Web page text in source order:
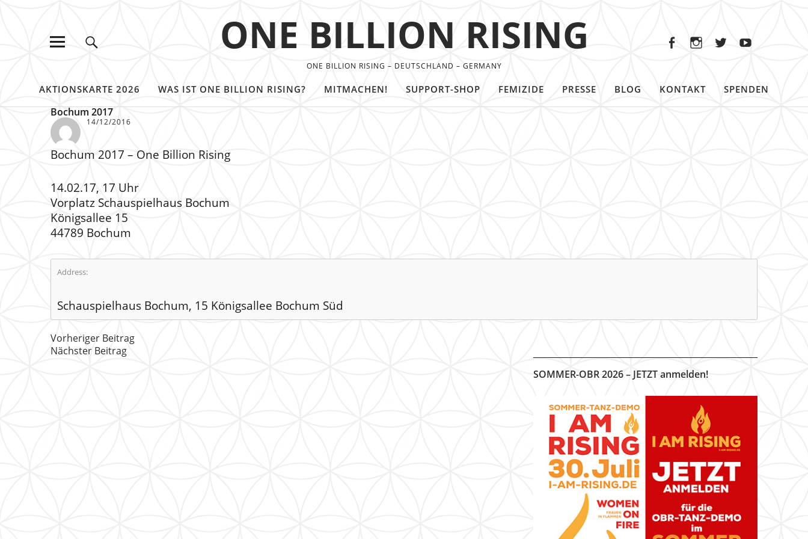
ONE BILLION RISING
ONE BILLION RISING – DEUTSCHLAND – GERMANY
AKTIONSKARTE 2026 WAS IST ONE BILLION RISING? MITMACHEN! SUPPORT-SHOP FEMIZIDE PRESSE BLOG KONTAKT SPENDEN
Bochum 2017
14/12/2016
Bochum 2017 – One Billion Rising
14.02.17, 17 Uhr
Vorplatz Schauspielhaus Bochum
Königsallee 15
44789 Bochum
Address:
Schauspielhaus Bochum, 15 Königsallee Bochum Süd
Vorheriger Beitrag
Nächster Beitrag
SOMMER-OBR 2026 – JETZT anmelden!